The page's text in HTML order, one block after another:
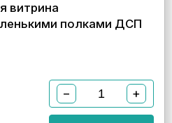
витрина
полками ДСП
− +